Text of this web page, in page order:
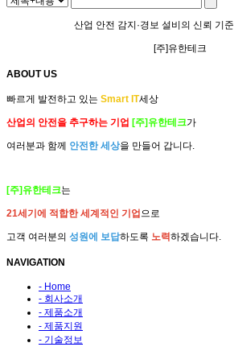
산업 안전 감지·경보 설비 의 신뢰 기준
[주]유한테크
ABOUT US
빠르게 발전하고 있는 Smart IT세상
산업의 안전을 추구하는 기업 [주]유한테크가
여러분과 함께 안전한 세상을 만들어 갑니다.
[주]유한테크는
21세기에 적합한 세계적인 기업 으로
고객 여러분의 성원에 보답하도록 노력하겠습니다.
NAVIGATION
- Home
- 회사소개
- 제품소개
- 제품지원
- 기술정보